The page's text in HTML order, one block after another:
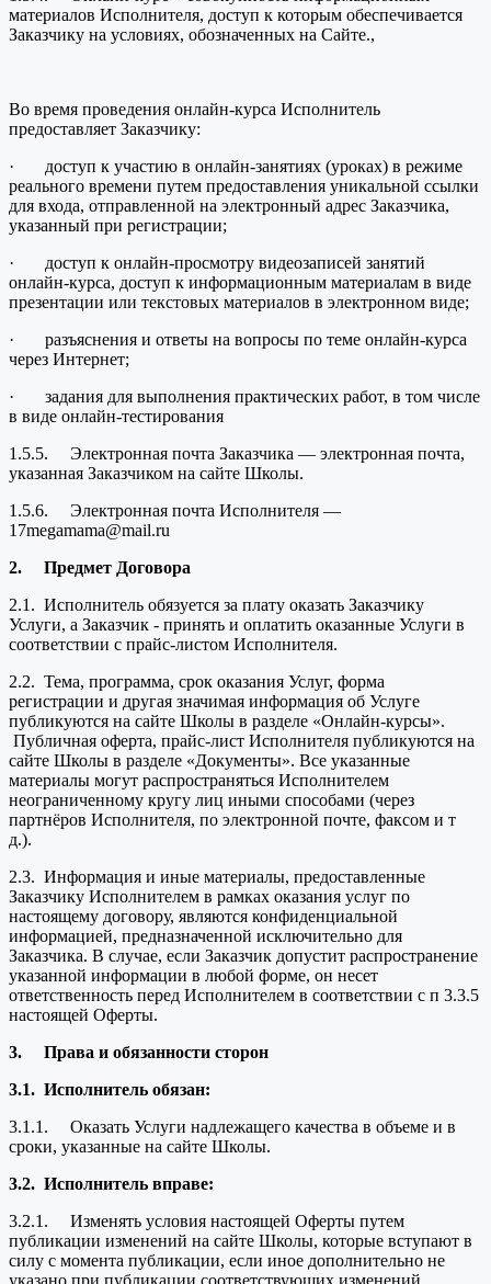
материалов Исполнителя, доступ к которым обеспечивается
Заказчику на условиях, обозначенных на Сайте.,
Во время проведения онлайн-курса Исполнитель
предоставляет Заказчику:
· доступ к участию в онлайн-занятиях (уроках) в режиме
реального времени путем предоставления уникальной ссылки
для входа, отправленной на электронный адрес Заказчика,
указанный при регистрации;
· доступ к онлайн-просмотру видеозаписей занятий
онлайн-курса, доступ к информационным материалам в виде
презентации или текстовых материалов в электронном виде;
· разъяснения и ответы на вопросы по теме онлайн-курса
через Интернет;
· задания для выполнения практических работ, в том числе
в виде онлайн-тестирования
1.5.5. Электронная почта Заказчика — электронная почта,
указанная Заказчиком на сайте Школы.
1.5.6. Электронная почта Исполнителя —
17megamama@mail.ru
2. Предмет Договора
2.1. Исполнитель обязуется за плату оказать Заказчику
Услуги, а Заказчик - принять и оплатить оказанные Услуги в
соответствии с прайс-листом Исполнителя.
2.2. Тема, программа, срок оказания Услуг, форма
регистрации и другая значимая информация об Услуге
публикуются на сайте Школы в разделе «Онлайн-курсы».
Публичная оферта, прайс-лист Исполнителя публикуются на
сайте Школы в разделе «Документы». Все указанные
материалы могут распространяться Исполнителем
неограниченному кругу лиц иными способами (через
партнёров Исполнителя, по электронной почте, факсом и т
д.).
2.3. Информация и иные материалы, предоставленные
Заказчику Исполнителем в рамках оказания услуг по
настоящему договору, являются конфиденциальной
информацией, предназначенной исключительно для
Заказчика. В случае, если Заказчик допустит распространение
указанной информации в любой форме, он несет
ответственность перед Исполнителем в соответствии с п 3.3.5
настоящей Оферты.
3. Права и обязанности сторон
3.1. Исполнитель обязан:
3.1.1. Оказать Услуги надлежащего качества в объеме и в
сроки, указанные на сайте Школы.
3.2. Исполнитель вправе:
3.2.1. Изменять условия настоящей Оферты путем
публикации изменений на сайте Школы, которые вступают в
силу с момента публикации, если иное дополнительно не
указано при публикации соответствующих изменений.